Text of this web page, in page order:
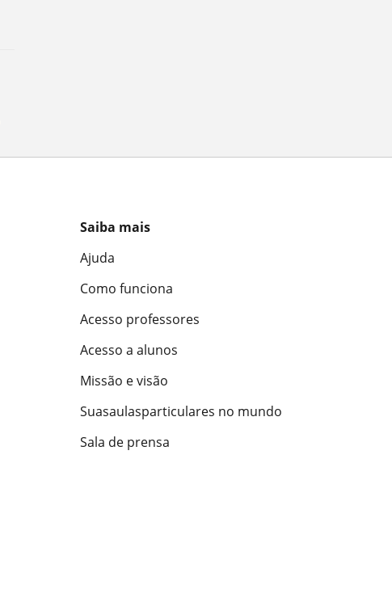
Saiba mais
Ajuda
Como funciona
Acesso professores
Acesso a alunos
Missão e visão
Suasaulasparticulares no mundo
Sala de prensa